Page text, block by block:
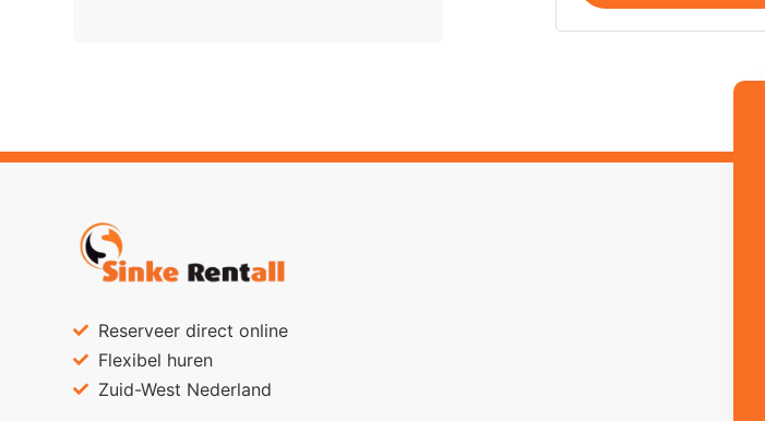
Reserveer direct online
Flexibel huren
Zuid-West Nederland